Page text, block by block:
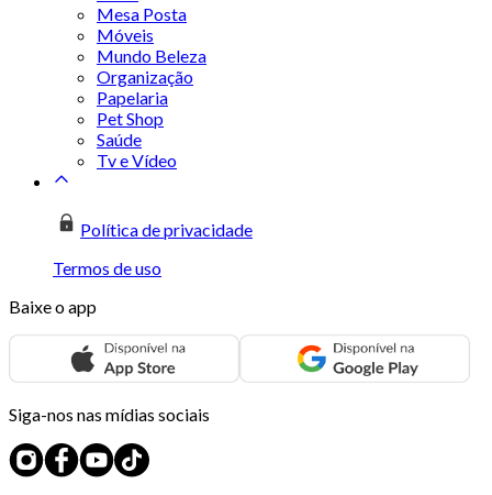
Mesa Posta
Móveis
Mundo Beleza
Organização
Papelaria
Pet Shop
Saúde
Tv e Vídeo
Política de privacidade
Termos de uso
Baixe o app
Siga-nos nas mídias sociais